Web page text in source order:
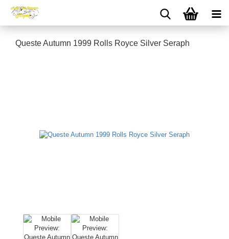
Queste Autumn 1999 Rolls Royce Silver Seraph